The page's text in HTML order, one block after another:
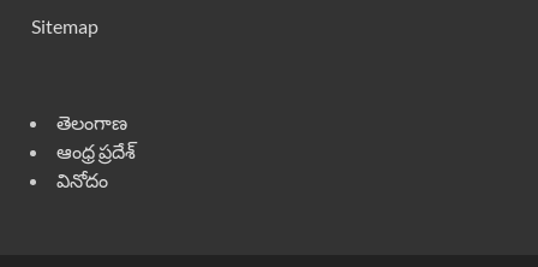
Sitemap
తెలంగాణ
ఆంధ్ర ప్రదేశ్
వినోదం